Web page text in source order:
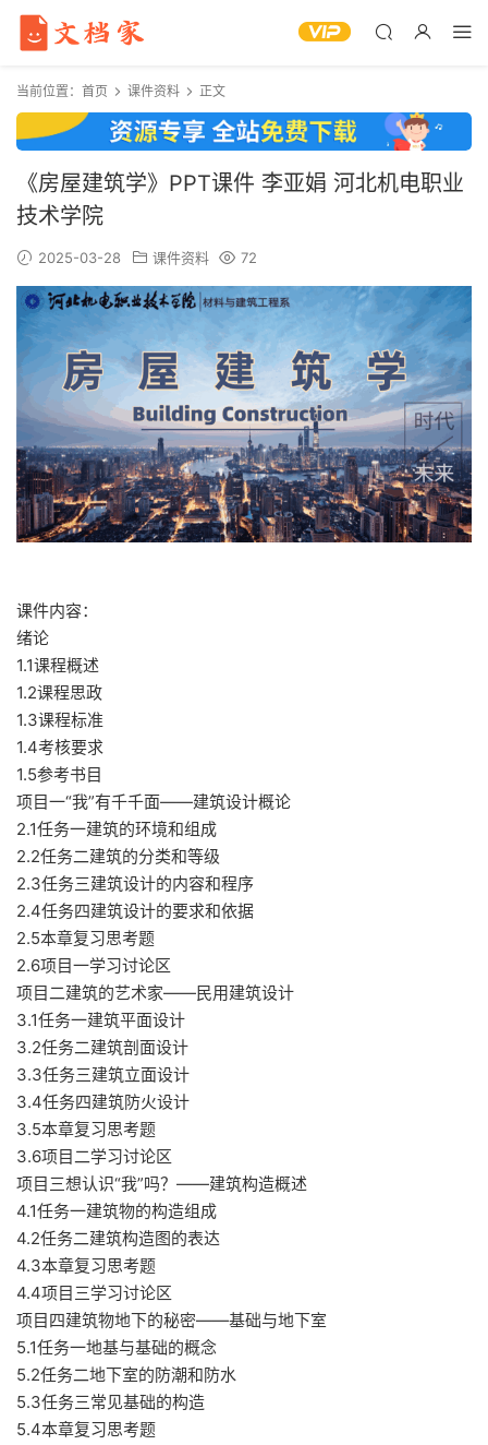
当前位置： 首页 课件资料 正文
《房屋建筑学》PPT课件 李亚娟 河北机电职业
技术学院
2025-03-28 课件资料 72
课件内容：
绪论
1.1课程概述
1.2课程思政
1.3课程标准
1.4考核要求
1.5参考书目
项目一“我”有千千面——建筑设计概论
2.1任务一建筑的环境和组成
2.2任务二建筑的分类和等级
2.3任务三建筑设计的内容和程序
2.4任务四建筑设计的要求和依据
2.5本章复习思考题
2.6项目一学习讨论区
项目二建筑的艺术家——民用建筑设计
3.1任务一建筑平面设计
3.2任务二建筑剖面设计
3.3任务三建筑立面设计
3.4任务四建筑防火设计
3.5本章复习思考题
3.6项目二学习讨论区
项目三想认识“我”吗？——建筑构造概述
4.1任务一建筑物的构造组成
4.2任务二建筑构造图的表达
4.3本章复习思考题
4.4项目三学习讨论区
项目四建筑物地下的秘密——基础与地下室
5.1任务一地基与基础的概念
5.2任务二地下室的防潮和防水
5.3任务三常见基础的构造
5.4本章复习思考题